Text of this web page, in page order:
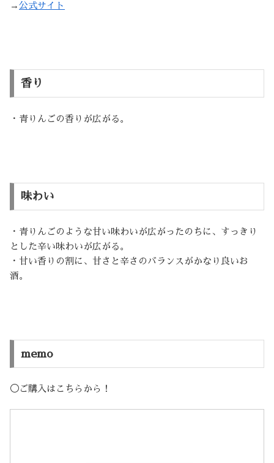
→ 公式サイト
香り
・青りんごの香りが広がる。
味わい
・青りんごのような甘い味わいが広がったのちに、すっきり
とした辛い味わいが広がる。
・甘い香りの割に、甘さと辛さのバランスがかなり良いお
酒。
memo
◯ご購入はこちらから！